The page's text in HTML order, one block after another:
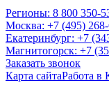
Регионы: 8 800 350-
Москва: +7 (495)
Екатеринбург: +7
Магнитогорск: +7
Заказать звонок
Карта сайтаРабота